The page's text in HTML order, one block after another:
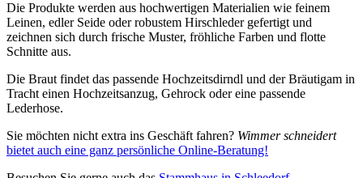
Die Produkte werden aus hochwertigen Materialien wie feinem
Leinen, edler Seide oder robustem Hirschleder gefertigt und
zeichnen sich durch frische Muster, fröhliche Farben und flotte
Schnitte aus.
Die Braut findet das passende Hochzeitsdirndl und der Bräutigam in
Tracht einen Hochzeitsanzug, Gehrock oder eine passende
Lederhose.
Sie möchten nicht extra ins Geschäft fahren? Wimmer schneidert
bietet auch eine ganz persönliche Online-Beratung!